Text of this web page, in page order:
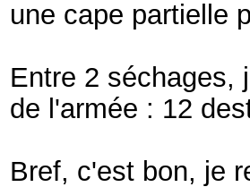
une cape partielle
Entre 2 séchages,
de l'armée : 12
Bref, c'est bon, je